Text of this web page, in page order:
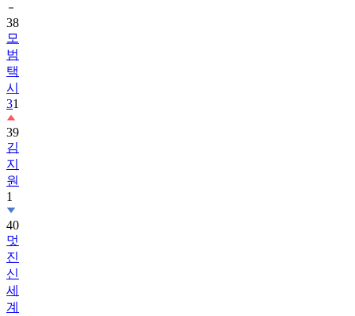
38
모
범
택
시
31
39
김
지
원
1
40
멋
진
신
세
계